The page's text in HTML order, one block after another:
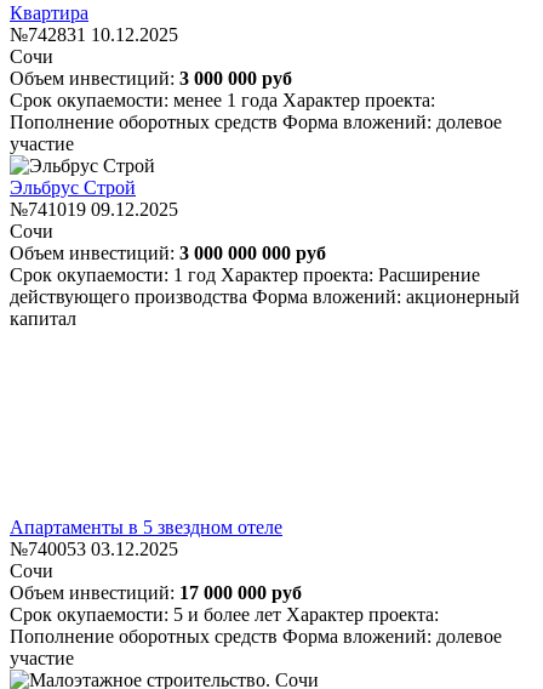
Квартира
№742831 10.12.2025
Сочи
Объем инвестиций: 3 000 000 руб
Срок окупаемости: менее 1 года Характер проекта:
Пополнение оборотных средств Форма вложений: долевое
участие
Эльбрус Строй
№741019 09.12.2025
Сочи
Объем инвестиций: 3 000 000 000 руб
Срок окупаемости: 1 год Характер проекта: Расширение
действующего производства Форма вложений: акционерный
капитал
Апартаменты в 5 звездном отеле
№740053 03.12.2025
Сочи
Объем инвестиций: 17 000 000 руб
Срок окупаемости: 5 и более лет Характер проекта:
Пополнение оборотных средств Форма вложений: долевое
участие